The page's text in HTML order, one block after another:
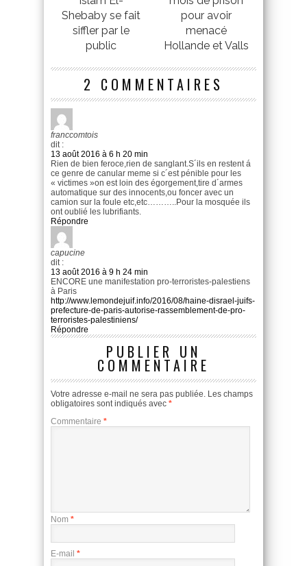
Shebaby se fait
siffler par le
public
pour avoir
menacé
Hollande et Valls
2 COMMENTAIRES
franccomtois
dit :
13 août 2016 à 6 h 20 min
Rien de bien feroce,rien de sanglant.S´ils en restent á
ce genre de canular meme si c´est pénible pour les
« victimes »on est loin des égorgement,tire d´armes
automatique sur des innocents,ou foncer avec un
camion sur la foule etc,etc………..Pour la mosquée ils
ont oublié les lubrifiants.
Répondre
capucine
dit :
13 août 2016 à 9 h 24 min
ENCORE une manifestation pro-terroristes-palestiens
à Paris
http://www.lemondejuif.info/2016/08/haine-disrael-juifs-
prefecture-de-paris-autorise-rassemblement-de-pro-
terroristes-palestiniens/
Répondre
PUBLIER UN
COMMENTAIRE
Votre adresse e-mail ne sera pas publiée. Les champs
obligatoires sont indiqués avec *
Commentaire *
Nom *
E-mail *